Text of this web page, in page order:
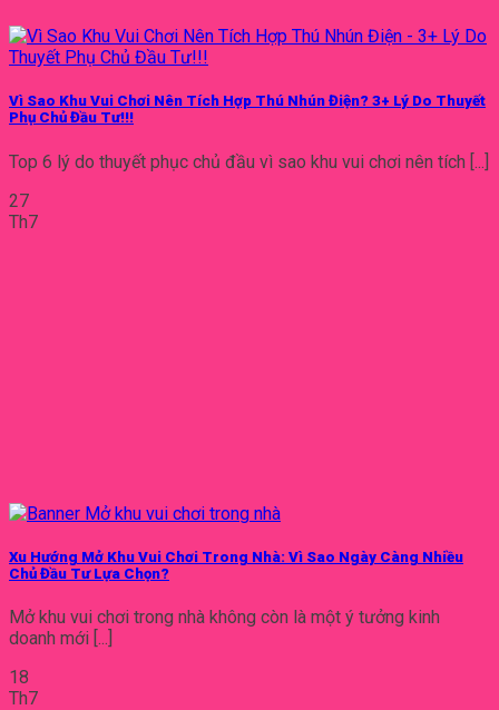
Vì Sao Khu Vui Chơi Nên Tích Hợp Thú Nhún Điện? 3+ Lý Do Thuyết
Phụ Chủ Đầu Tư!!!
Top 6 lý do thuyết phục chủ đầu vì sao khu vui chơi nên tích [...]
27
Th7
Xu Hướng Mở Khu Vui Chơi Trong Nhà: Vì Sao Ngày Càng Nhiều
Chủ Đầu Tư Lựa Chọn?
Mở khu vui chơi trong nhà không còn là một ý tưởng kinh
doanh mới [...]
18
Th7